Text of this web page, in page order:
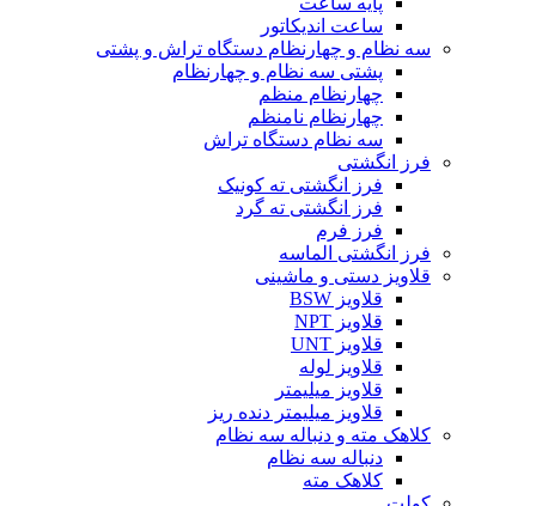
ساعت اندیکاتور
سه نظام و چهارنظام دستگاه تراش و پشتی
پشتی سه نظام و چهارنظام
چهارنظام منظم
چهارنظام نامنظم
سه نظام دستگاه تراش
فرز انگشتی
فرز انگشتی ته کونیک
فرز انگشتی ته گرد
فرز فرم
فرز انگشتی الماسه
قلاویز دستی و ماشینی
قلاویز BSW
قلاویز NPT
قلاویز UNT
قلاویز لوله
قلاویز میلیمتر
قلاویز میلیمتر دنده ریز
کلاهک مته و دنباله سه نظام
دنباله سه نظام
کلاهک مته